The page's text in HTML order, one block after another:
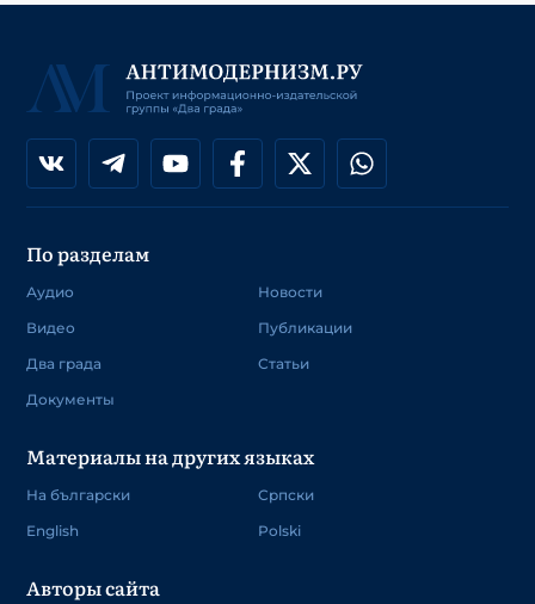
По разделам
Аудио
Видео
Два града
Документы
Новости
Публикации
Статьи
Материалы на других языках
На български
English
Српски
Polski
Авторы сайта